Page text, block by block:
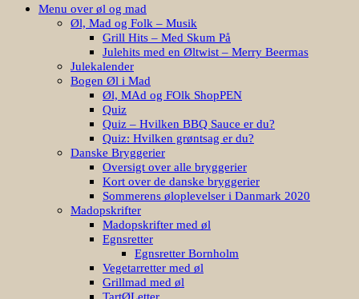
Menu over øl og mad
Øl, Mad og Folk – Musik
Grill Hits – Med Skum På
Julehits med en Øltwist – Merry Beermas
Julekalender
Bogen Øl i Mad
Øl, MAd og FOlk ShopPEN
Quiz
Quiz – Hvilken BBQ Sauce er du?
Quiz: Hvilken grøntsag er du?
Danske Bryggerier
Oversigt over alle bryggerier
Kort over de danske bryggerier
Sommerens øloplevelser i Danmark 2020
Madopskrifter
Madopskrifter med øl
Egnsretter
Egnsretter Bornholm
Vegetarretter med øl
Grillmad med øl